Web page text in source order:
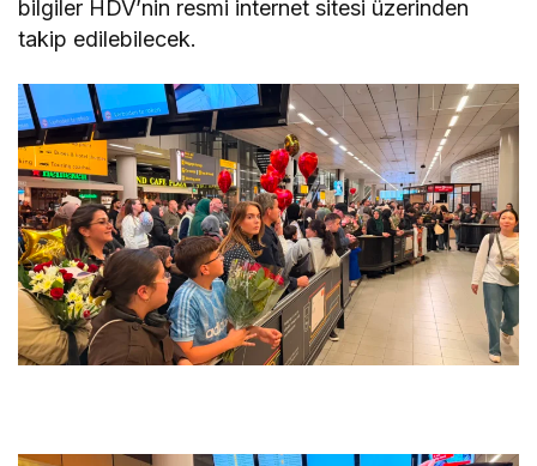
bilgiler HDV’nin resmi internet sitesi üzerinden
takip edilebilecek.